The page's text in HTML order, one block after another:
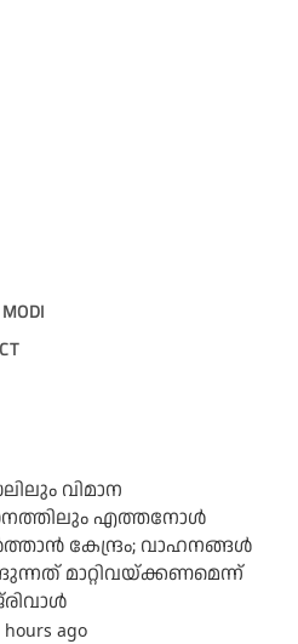
വിമാന
എത്തനോള്‍
കേന്ദ്രം; വാഹനങ്ങള്‍
മാറ്റിവയ്ക്കണമെന്ന്
hours ago